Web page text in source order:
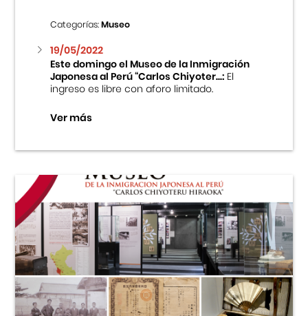
Categorías:Museo
19/05/2022
Este domingo el Museo de la Inmigración
Japonesa al Perú “Carlos Chiyoter...:El
ingreso es libre con aforo limitado.
Ver más